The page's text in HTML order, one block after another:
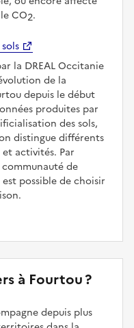
CO2.
la DREAL Occitanie
de la
depuis le début
produites par
des sols,
distingue différents
activités. Par
de
possible de choisir
à Fourtou ?
depuis plus